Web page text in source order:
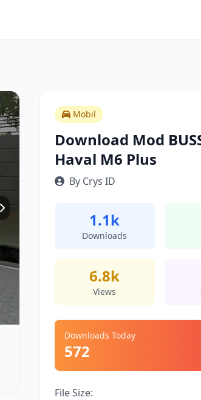
Mobil
Download Mod
Haval M6 Plus
By Crys ID
1.1k
Downloads
6.8k
Views
Downloads Today
572
File Size: